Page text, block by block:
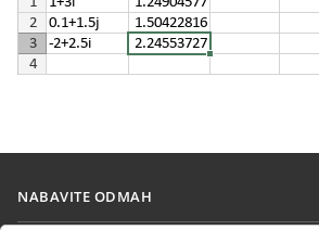
NABAVITE ODMAH